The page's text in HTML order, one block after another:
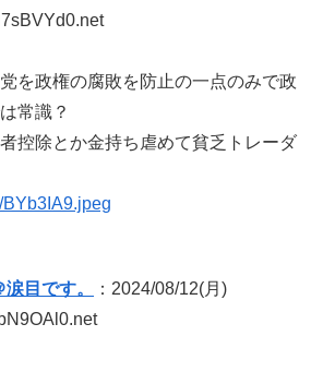
を政権の腐敗を防止の一点のみで政
常識？
控除とか金持ち虐めて貧乏トレーダ
BYb3IA9.jpeg
目です。
：2024/08/12(月)